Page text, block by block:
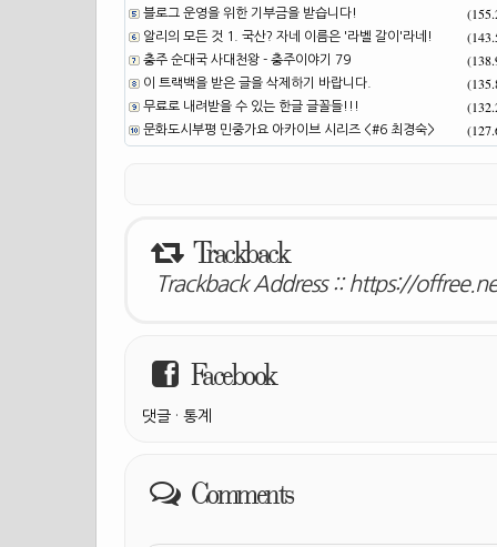
블로그 운영을 위한 기부금을 받습니다!
알리의 모든 것 1. 국산? 자네 이름은 '라벨 갈이'라네!
충주 순대국 사대천왕 - 충주이야기 79
이 트랙백을 받은 글을 삭제하기 바랍니다.
무료로 내려받을 수 있는 한글 글꼴들!!!
문화도시부평 민중가요 아카이브 시리즈 <#6 최경숙>
Trackback
Trackback Address :: https://
Facebook
댓글 · 통계
Comments